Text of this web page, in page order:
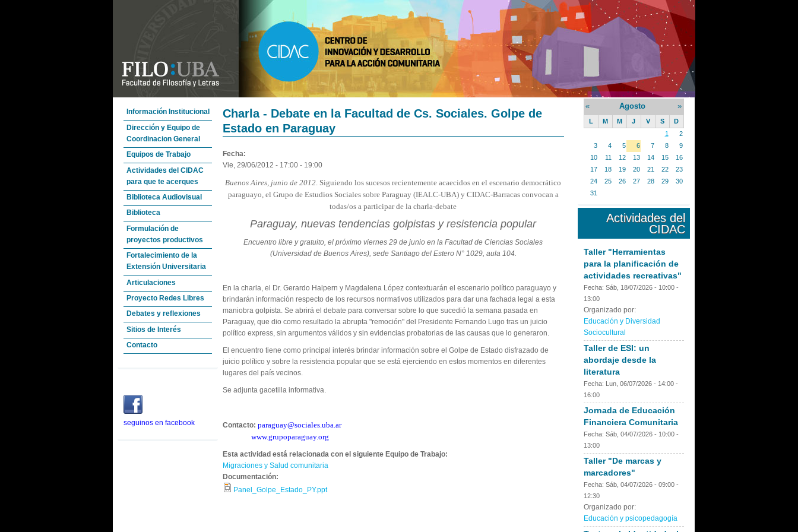
Información Institucional
Dirección y Equipo de
Coordinacion General
Equipos de Trabajo
Actividades del CIDAC
para que te acerques
Biblioteca Audiovisual
Biblioteca
Formulación de
proyectos productivos
Fortalecimiento de la
Extensión Universitaria
Articulaciones
Proyecto Redes Libres
Debates y reflexiones
Sitios de Interés
Contacto
seguinos en facebook
« Agosto »
L M M J V S
D
1
2
3
4 5 6 7 8
9
10
11 12 13 14 15
16
17
18 19 20 21 22
23
24
25 26 27 28 29
30
31
Actividades del
CIDAC
Taller "Herramientas
para la planificación de
actividades recreativas"
Fecha: Sáb, 18/07/2026 - 10:00-
13:00
Organizado por:
Educación y Diversidad
Sociocultural
Taller de ESI: un
abordaje desde la
literatura
Fecha: Lun, 06/07/2026 - 14:00-
16:00
Jornada de Educación
Financiera Comunitaria
Fecha: Sáb, 04/07/2026 - 10:00-
13:00
Taller "De marcas y
marcadores"
Fecha: Sáb, 04/07/2026 - 09:00-
12:30
Organizado por:
Educación y psicopedagogía
Charla - Debate en la Facultad de Cs. Sociales. Golpe de
Estado en Paraguay
Fecha:
Vie, 29/06/2012 - 17:00- 19:00
Buenos Aires, junio de 2012. Siguiendo los sucesos recientemente acaecidos en el escenario democrático
paraguayo, el Grupo de Estudios Sociales sobre Paraguay (IEALC-UBA) y CIDAC-Barracas convocan a
todas/os a participar de la charla-debate
Paraguay, nuevas tendencias golpistas y resistencia popular
Encuentro libre y gratuito, el próximo viernes 29 de junio en la Facultad de Ciencias Sociales
(Universidad de Buenos Aires), sede Santiago del Estero N° 1029, aula 104.
En la charla, el Dr. Gerardo Halpern y Magdalena López contextuarán el escenario político paraguayo y
brindarán información respecto de los recursos normativos utilizados para dar una fachada legal a esta
maniobra golpista. Se abrirá el debate para conversar sobre lo que sucedió la semana pasada en
Paraguay, que dio como resultado la abrupta "remoción" del Presidente Fernando Lugo tras un juicio
político express, sin argumentos válidos y sin evidencias probatorias de las causas que lo generaron.
El encuentro tiene como principal interés brindar información sobre el Golpe de Estado disfrazado de
juicio político y sobre la resistencia popular que se está ejerciendo en estos momentos en diferentes
lugares del país vecinos.
Se adjunta gacetilla informativa.
Contacto: paraguay@sociales.uba.ar
www.grupoparaguay.org
Esta actividad está relacionada con el siguiente Equipo de Trabajo:
Migraciones y Salud comunitaria
Documentación:
Panel_Golpe_Estado_PY.ppt